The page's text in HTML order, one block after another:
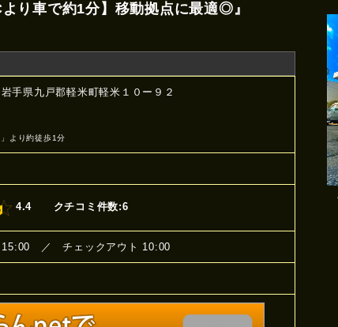
り車で約1分】移動拠点に最適◎』
手県九戸郡軽米町軽米１０ー９２
より約徒歩1分
4.4 クチコミ件数:6
15:00 ／ チェックアウト 10:00